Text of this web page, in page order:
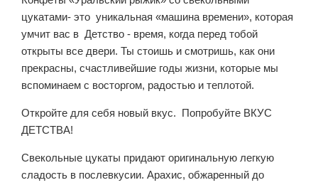
цукатами- это уникальная «машина времени», которая
умчит вас в Детство - время, когда перед тобой
открыты все двери. Ты стоишь и смотришь, как они
прекрасны, счастливейшие годы жизни, которые мы
вспоминаем с восторгом, радостью и теплотой.
Откройте для себя новый вкус. Попробуйте ВКУС
ДЕТСТВА!
Свекольные цукаты придают оригинальную легкую
сладость в послевкусии. Арахис, обжаренный до